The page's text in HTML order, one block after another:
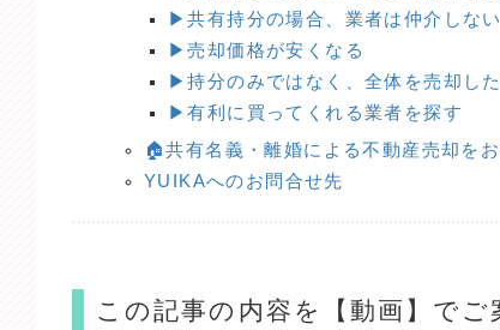
▶共有持分の場合、業者は仲介しない
▶売却価格が安くなる
▶持分のみではなく、全体を売却し
▶有利に買ってくれる業者を探す
🏠共有名義・離婚による不動産売却を
YUIKAへのお問合せ先
この記事の内容を【動画】でご